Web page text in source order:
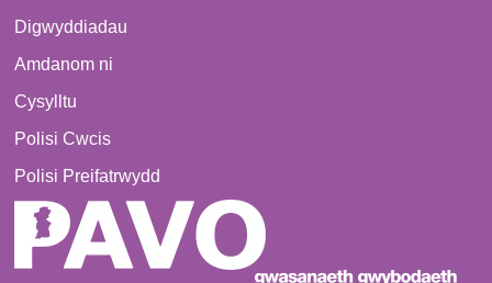
Digwyddiadau
Amdanom ni
Cysylltu
Polisi Cwcis
Polisi Preifatrwydd